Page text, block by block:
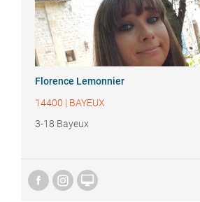
Florence Lemonnier
14400 | BAYEUX
3-18 Bayeux
